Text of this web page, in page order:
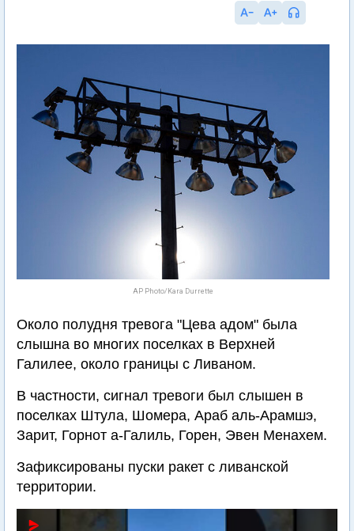
AP Photo/Kara Durrette
Около полудня тревога "Цева адом" была
слышна во многих поселках в Верхней
Галилее, около границы с Ливаном.
В частности, сигнал тревоги был слышен в
поселках Штула, Шомера, Араб аль-Арамшэ,
Зарит, Горнот а-Галиль, Горен, Эвен Менахем.
Зафиксированы пуски ракет с ливанской
территории.